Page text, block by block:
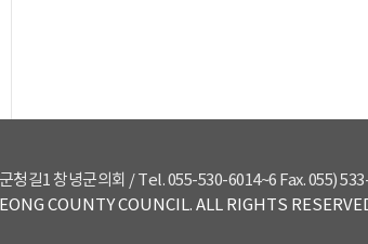
청길1 창녕군의회 / Tel. 055-530-6014~6 Fax. 055)
COUNTY COUNCIL. ALL RIGHTS